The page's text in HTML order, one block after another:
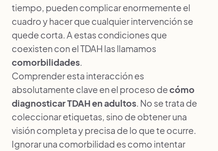
tiempo, pueden complicar enormemente el
cuadro y hacer que cualquier intervención se
quede corta. A estas condiciones que
coexisten con el TDAH las llamamos
comorbilidades
Comprender esta interacción es
absolutamente clave en el proceso decómo
diagnosticar TDAH en adultos . No se trata de
coleccionar etiquetas, sino de obtener una
visión completa y precisa de lo que te ocurre.
Ignorar una comorbilidad es como intentar